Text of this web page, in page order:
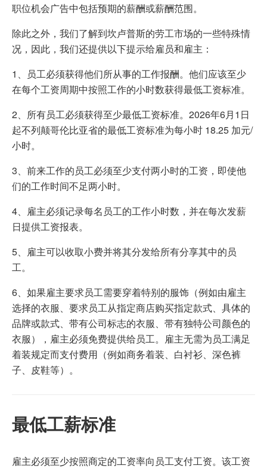
职位机会广告中包括预期的薪酬或薪酬范围。
除此之外，我们了解到坎卢普斯的劳工市场的一些特殊情
况，因此，我们还提供以下提示给雇员和雇主：
1、员工必须获得他们所从事的工作报酬。他们应该至少
在每个工资周期中按照工作的小时数获得最低工资标准。
2、所有员工必须获得至少最低工资标准。2026年6月1日
起不列颠哥伦比亚省的最低工资标准为每小时 18.25 加元/
小时。
3、前来工作的员工必须至少支付两小时的工资，即使他
们的工作时间不足两小时。
4、雇主必须记录每名员工的工作小时数，并在每次发薪
日提供工资报表。
5、雇主可以收取小费并将其分发给所有分享其中的员
工。
6、如果雇主要求员工需要穿着特别的服饰（例如由雇主
选择的衣服、要求员工从指定商店购买指定款式、具体的
品牌或款式、带有公司标志的衣服、带有独特公司颜色的
衣服），雇主必须免费提供给员工。雇主无需为员工满足
着装规定而支付费用（例如商务着装、白衬衫、深色裤
子、皮鞋等）。
最低工薪标准
雇主必须至少按照商定的工资率向员工支付工资。该工资